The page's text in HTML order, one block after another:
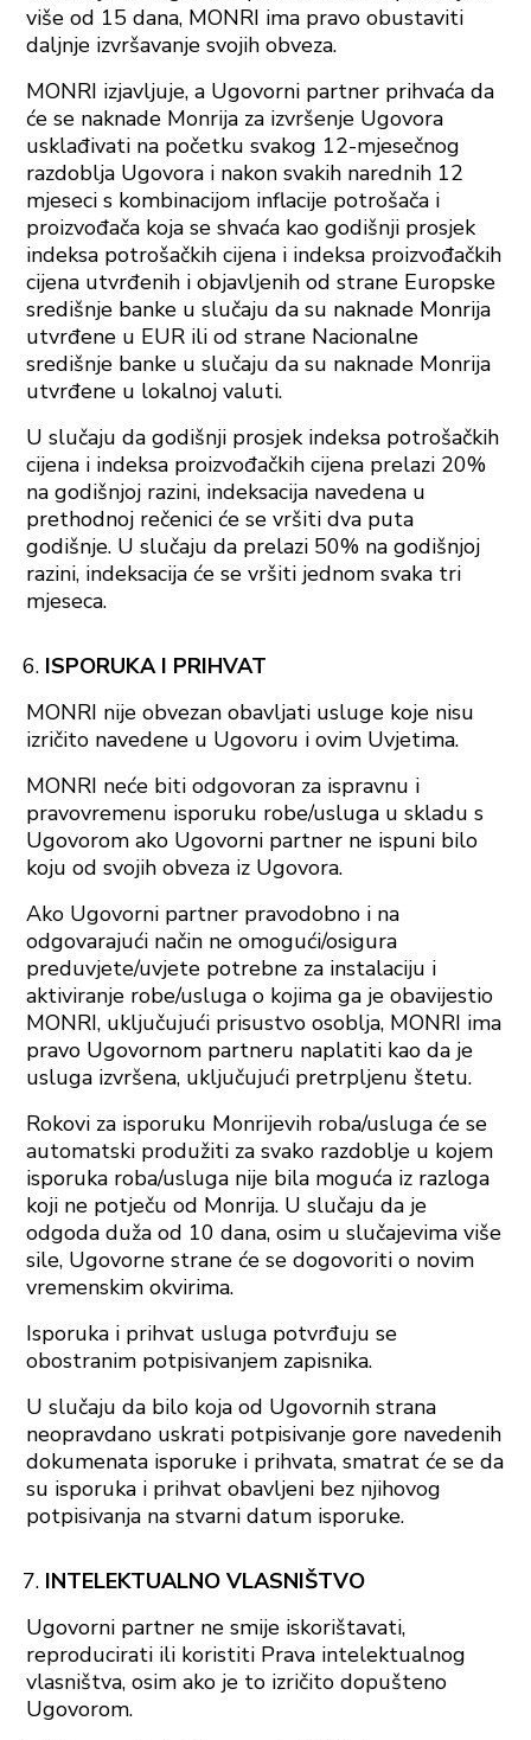
više od 15 dana, MONRI ima pravo obustaviti
daljnje izvršavanje svojih obveza.
MONRI izjavljuje, a Ugovorni partner prihvaća da
će se naknade Monrija za izvršenje Ugovora
usklađivati na početku svakog 12-mjesečnog
razdoblja Ugovora i nakon svakih narednih 12
mjeseci s kombinacijom inflacije potrošača i
proizvođača koja se shvaća kao godišnji prosjek
indeksa potrošačkih cijena i indeksa proizvođačkih
cijena utvrđenih i objavljenih od strane Europske
središnje banke u slučaju da su naknade Monrija
utvrđene u EUR ili od strane Nacionalne
središnje banke u slučaju da su naknade Monrija
utvrđene u lokalnoj valuti.
U slučaju da godišnji prosjek indeksa potrošačkih
cijena i indeksa proizvođačkih cijena prelazi 20%
na godišnjoj razini, indeksacija navedena u
prethodnoj rečenici će se vršiti dva puta
godišnje. U slučaju da prelazi 50% na godišnjoj
razini, indeksacija će se vršiti jednom svaka tri
mjeseca.
ISPORUKA I PRIHVAT
MONRI nije obvezan obavljati usluge koje nisu
izričito navedene u Ugovoru i ovim Uvjetima.
MONRI neće biti odgovoran za ispravnu i
pravovremenu isporuku robe/usluga u skladu s
Ugovorom ako Ugovorni partner ne ispuni bilo
koju od svojih obveza iz Ugovora.
Ako Ugovorni partner pravodobno i na
odgovarajući način ne omogući/osigura
preduvjete/uvjete potrebne za instalaciju i
aktiviranje robe/usluga o kojima ga je obavijestio
MONRI, uključujući prisustvo osoblja, MONRI ima
pravo Ugovornom partneru naplatiti kao da je
usluga izvršena, uključujući pretrpljenu štetu.
Rokovi za isporuku Monrijevih roba/usluga će se
automatski produžiti za svako razdoblje u kojem
isporuka roba/usluga nije bila moguća iz razloga
koji ne potječu od Monrija. U slučaju da je
odgoda duža od 10 dana, osim u slučajevima više
sile, Ugovorne strane će se dogovoriti o novim
vremenskim okvirima.
Isporuka i prihvat usluga potvrđuju se
obostranim potpisivanjem zapisnika.
U slučaju da bilo koja od Ugovornih strana
neopravdano uskrati potpisivanje gore navedenih
dokumenata isporuke i prihvata, smatrat će se da
su isporuka i prihvat obavljeni bez njihovog
potpisivanja na stvarni datum isporuke.
INTELEKTUALNO VLASNIŠTVO
Ugovorni partner ne smije iskorištavati,
reproducirati ili koristiti Prava intelektualnog
vlasništva, osim ako je to izričito dopušteno
Ugovorom.